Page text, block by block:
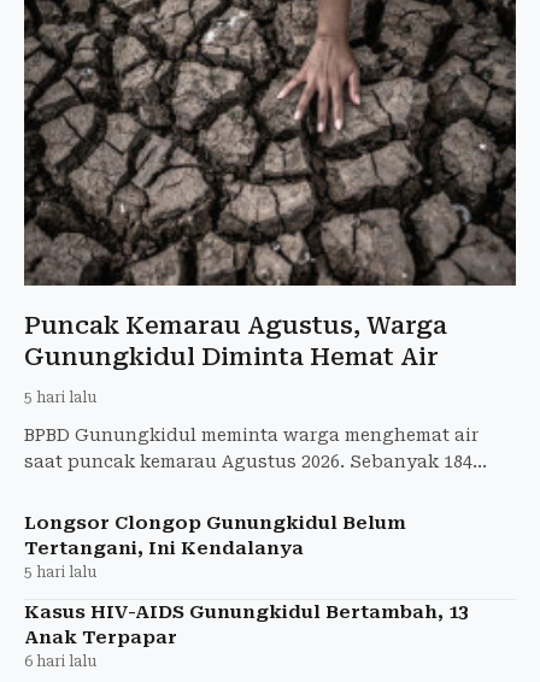
Puncak Kemarau Agustus, Warga
Gunungkidul Diminta Hemat Air
5 hari lalu
BPBD Gunungkidul meminta warga menghemat air
saat puncak kemarau Agustus 2026. Sebanyak 184
terdampak kekeringan.
Longsor Clongop Gunungkidul Belum
Tertangani, Ini Kendalanya
5 hari lalu
Kasus HIV-AIDS Gunungkidul Bertambah, 13
Anak Terpapar
6 hari lalu